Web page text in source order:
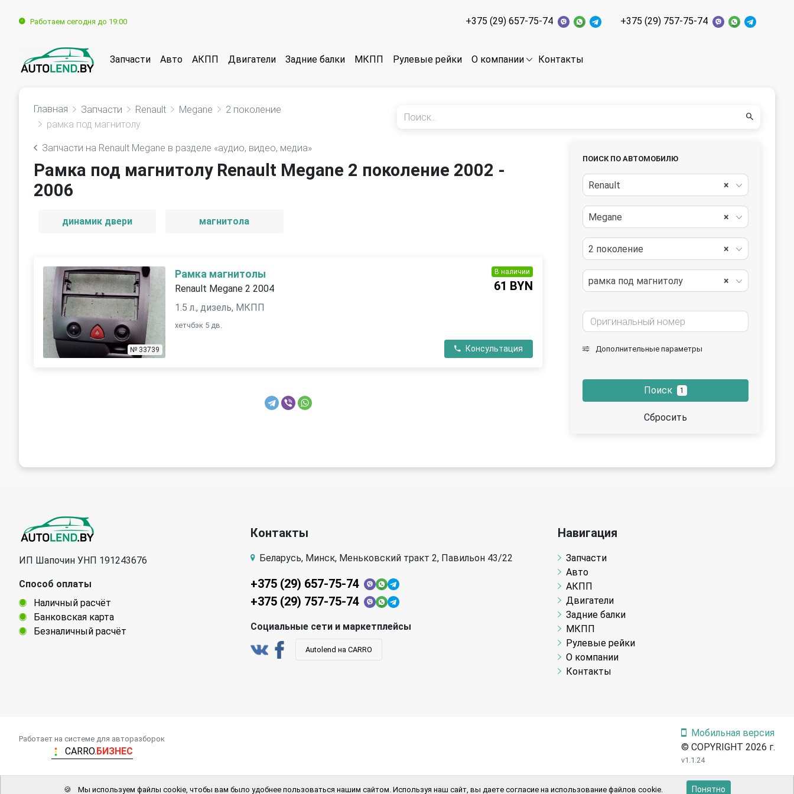
Работаем сегодня до 19:00 +375 (29) 657-75-74 +375 (29) 757-75-74
Запчасти Авто АКПП Двигатели Задние балки МКПП Рулевые рейки О компании Контакты
Главная Запчасти Renault Megane
2 поколение
рамка под магнитолу
Запчасти на Renault Megane в разделе «аудио, видео, медиа»
Рамка под магнитолу Renault Megane 2 поколение 2002 -
2006
динамик двери магнитола
№ 33739
Рамка магнитолы
Renault Megane 2 2004
1.5 л., дизель, МКПП
хетчбэк 5 дв.
В наличии
61 BYN
Консультация
ПОИСК ПО АВТОМОБИЛЮ
×
Renault
×
Megane
×
2 поколение
×
рамка под магнитолу
Дополнительные параметры
Поиск 1
Сбросить
ИП Шапочин УНП 191243676
Способ оплаты
Наличный расчёт
Банковская карта
Безналичный расчёт
Контакты
Беларусь, Минск, Меньковский тракт 2, Павильон 43/22
+375 (29) 657-75-74
+375 (29) 757-75-74
Социальные сети и маркетплейсы
Autolend на CARRO
Навигация
Запчасти
Авто
АКПП
Двигатели
Задние балки
МКПП
Рулевые рейки
О компании
Контакты
Работает на системе для авторазборок
CARRO.БИЗНЕС
Мобильная версия
© COPYRIGHT 2026 г.
v1.1.24
🍪 Мы используем файлы cookie, чтобы вам было удобнее пользоваться нашим сайтом. Используя наш сайт, вы даете согласие на использование файлов cookie. Понятно